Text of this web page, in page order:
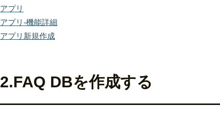
アプリ
アプリ-機能詳細
アプリ新規作成
2.FAQ DBを作成する